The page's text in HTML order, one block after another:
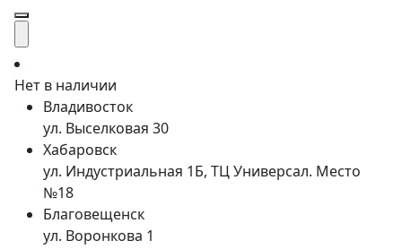
Нет в наличии
Владивосток
ул. Выселковая 30
Хабаровск
ул. Индустриальная 1Б, ТЦ Универсал. Место
№18
Благовещенск
ул. Воронкова 1